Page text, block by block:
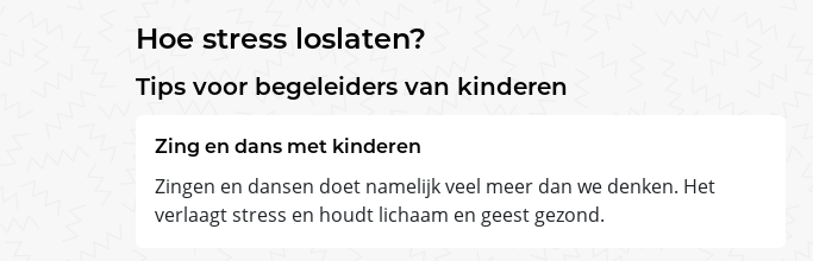
Hoe stress loslaten?
Tips voor begeleiders van kinderen
Zing en dans met kinderen
Zingen en dansen doet namelijk veel meer dan we denken. Het
verlaagt stress en houdt lichaam en geest gezond.